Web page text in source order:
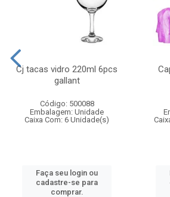
Cj tacas vidro 220ml 6pcs
gallant
Código: 500088
Embalagem: Unidade
Caixa Com: 6 Unidade(s)
Faça seu login ou
cadastre-se para
comprar.